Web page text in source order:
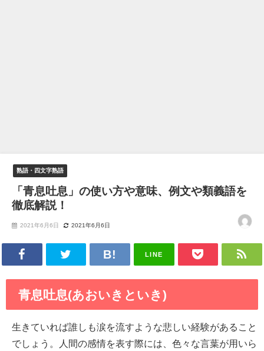
熟語・四文字熟語
「青息吐息」の使い方や意味、例文や類義語を
徹底解説！
2021年6月6日 2021年6月6日
LINE
青息吐息(あおいきといき)
生きていれば誰しも涙を流すような悲しい経験があること
でしょう。人間の感情を表す際には、色々な言葉が用いら